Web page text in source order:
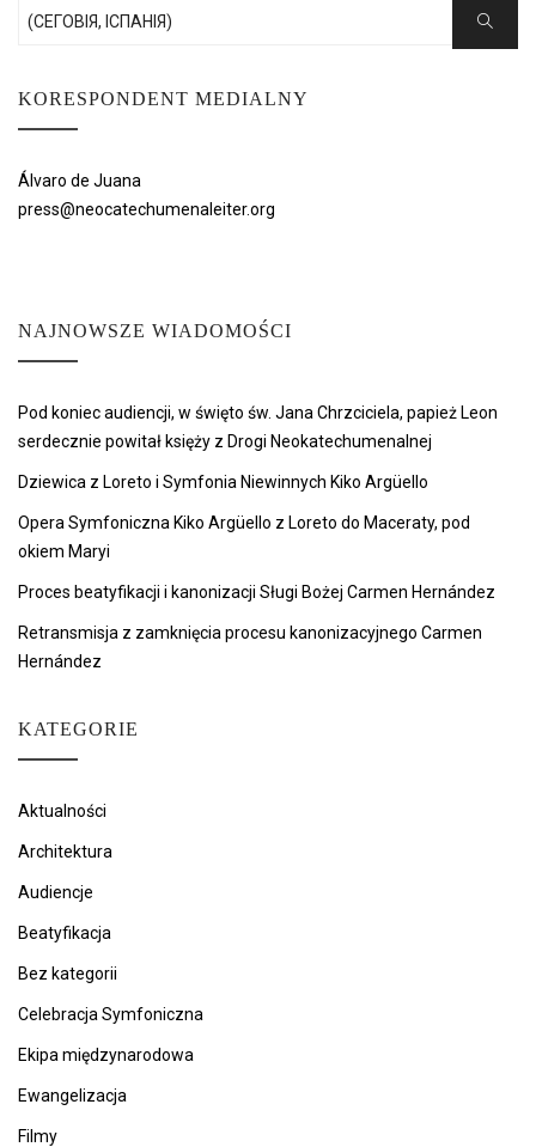
Search
Search
KORESPONDENT MEDIALNY
Álvaro de Juana
press@neocatechumenaleiter.org
NAJNOWSZE WIADOMOŚCI
Pod koniec audiencji, w święto św. Jana Chrzciciela, papież Leon
serdecznie powitał księży z Drogi Neokatechumenalnej
Dziewica z Loreto i Symfonia Niewinnych Kiko Argüello
Opera Symfoniczna Kiko Argüello z Loreto do Maceraty, pod
okiem Maryi
Proces beatyfikacji i kanonizacji Sługi Bożej Carmen Hernández
Retransmisja z zamknięcia procesu kanonizacyjnego Carmen
Hernández
KATEGORIE
Aktualności
Architektura
Audiencje
Beatyfikacja
Bez kategorii
Celebracja Symfoniczna
Ekipa międzynarodowa
Ewangelizacja
Filmy